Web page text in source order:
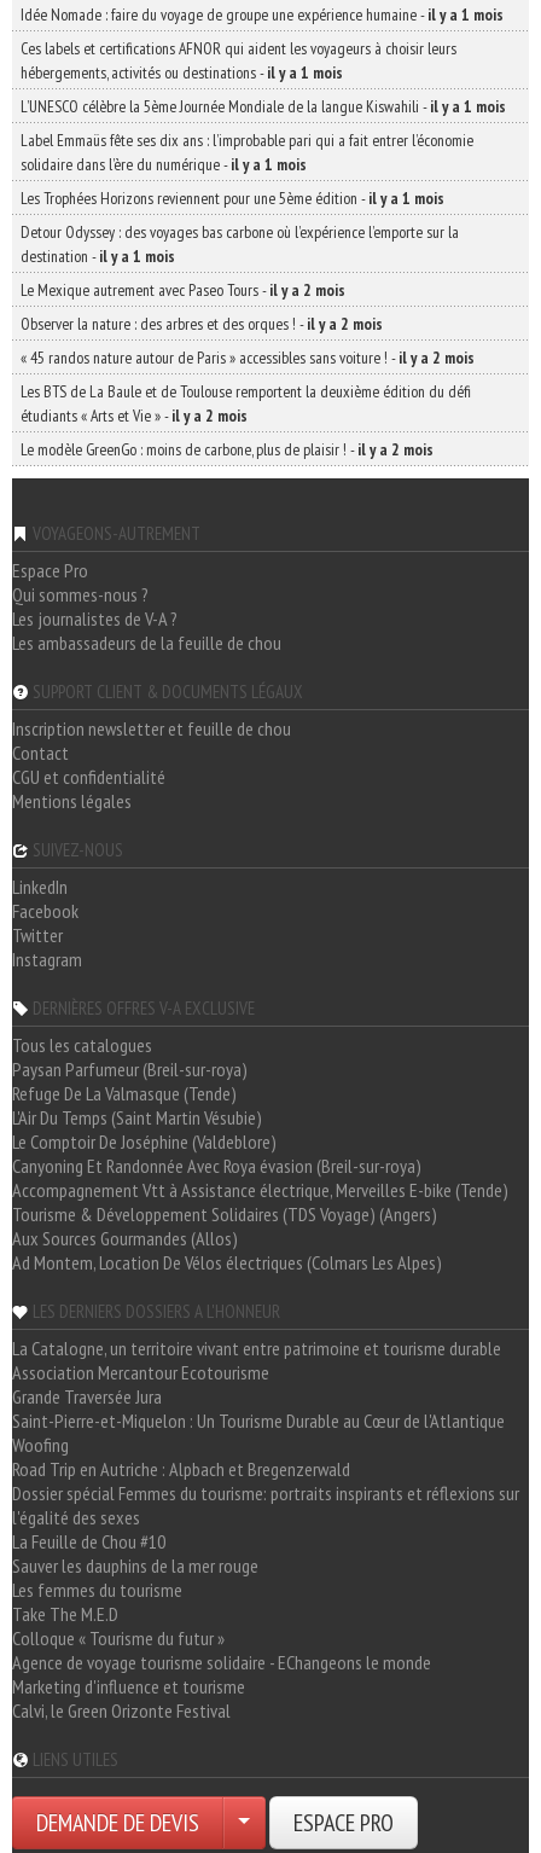
Idée Nomade : faire du voyage de groupe une expérience humaine-il y a 1 mois
Ces labels et certifications AFNOR qui aident les voyageurs à choisir leurs
hébergements, activités ou destinations-il y a 1 mois
L’UNESCO célèbre la 5ème Journée Mondiale de la langue Kiswahili -il y a 1 mois
Label Emmaüs fête ses dix ans : l’improbable pari qui a fait entrer l’économie
solidaire dans l’ère du numérique-il y a 1 mois
Les Trophées Horizons reviennent pour une 5ème édition -il y a 1 mois
Detour Odyssey : des voyages bas carbone où l’expérience l’emporte sur la
destination -il y a 1 mois
Le Mexique autrement avec Paseo Tours-il y a 2 mois
Observer la nature : des arbres et des orques ! -il y a 2 mois
« 45 randos nature autour de Paris » accessibles sans voiture ! -il y a 2 mois
Les BTS de La Baule et de Toulouse remportent la deuxième édition du défi
étudiants « Arts et Vie »-il y a 2 mois
Le modèle GreenGo : moins de carbone, plus de plaisir ! -il y a 2 mois
VOYAGEONS-AUTREMENT
Espace Pro
Qui sommes-nous ?
Les journalistes de V-A ?
Les ambassadeurs de la feuille de chou
SUPPORT CLIENT & DOCUMENTS LÉGAUX
Inscription newsletter et feuille de chou
Contact
CGU et confidentialité
Mentions légales
SUIVEZ-NOUS
LinkedIn
Facebook
Twitter
Instagram
DERNIÈRES OFFRES V-A EXCLUSIVE
Tous les catalogues
Paysan Parfumeur (Breil-sur-roya)
Refuge De La Valmasque (Tende)
L'Air Du Temps (Saint Martin Vésubie)
Le Comptoir De Joséphine (Valdeblore)
Canyoning Et Randonnée Avec Roya évasion (Breil-sur-roya)
Accompagnement Vtt à Assistance électrique, Merveilles E-bike (Tende)
Tourisme & Développement Solidaires (TDS Voyage) (Angers)
Aux Sources Gourmandes (Allos)
Ad Montem, Location De Vélos électriques (Colmars Les Alpes)
LES DERNIERS DOSSIERS A L'HONNEUR
La Catalogne, un territoire vivant entre patrimoine et tourisme durable
Association Mercantour Ecotourisme
Grande Traversée Jura
Saint-Pierre-et-Miquelon : Un Tourisme Durable au Cœur de l'Atlantique
Woofing
Road Trip en Autriche : Alpbach et Bregenzerwald
Dossier spécial Femmes du tourisme: portraits inspirants et réflexions sur
l'égalité des sexes
La Feuille de Chou #10
Sauver les dauphins de la mer rouge
Les femmes du tourisme
Take The M.E.D
Colloque « Tourisme du futur »
Agence de voyage tourisme solidaire - EChangeons le monde
Marketing d'influence et tourisme
Calvi, le Green Orizonte Festival
LIENS UTILES
DEMANDE DE DEVIS ESPACE PRO